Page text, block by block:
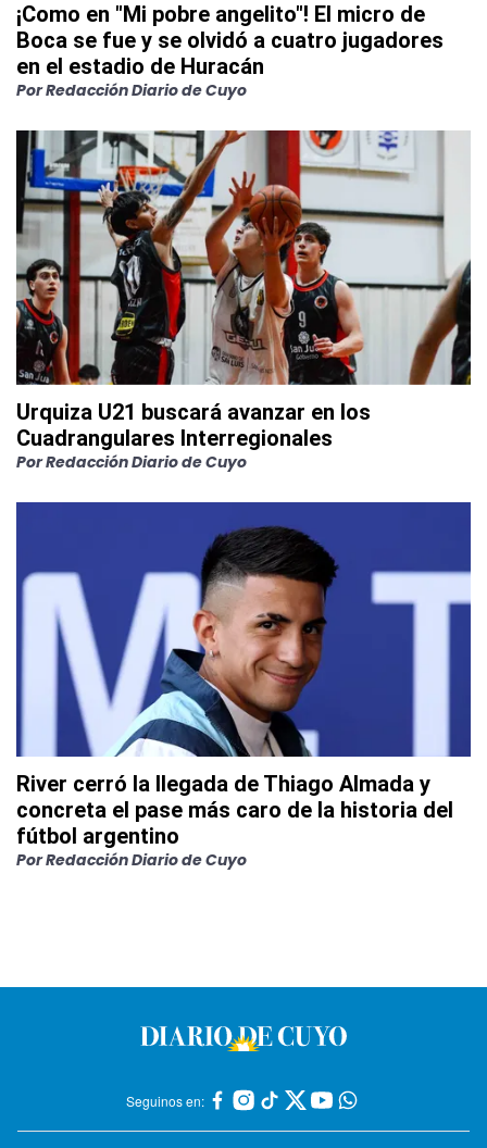
¡Como en "Mi pobre angelito"! El micro de
Boca se fue y se olvidó a cuatro jugadores
en el estadio de Huracán
PorRedacción Diario de Cuyo
Urquiza U21 buscará avanzar en los
Cuadrangulares Interregionales
PorRedacción Diario de Cuyo
River cerró la llegada de Thiago Almada y
concreta el pase más caro de la historia del
fútbol argentino
PorRedacción Diario de Cuyo
Seguinos en: